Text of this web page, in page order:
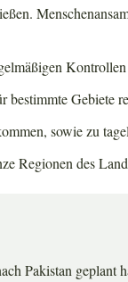
bestimmte Gebiete
sowie zu
Regionen des
Pakistan geplant